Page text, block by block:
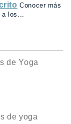
Conocer más
a los...
de Yoga
de yoga